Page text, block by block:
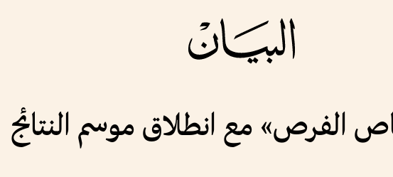
الفرص» مع انطلاق موسم النتائج